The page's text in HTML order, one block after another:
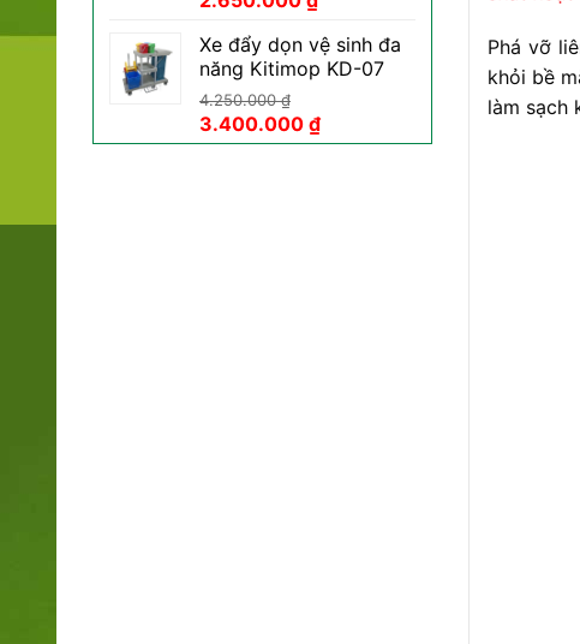
là:
3.450.000 ₫.
tại
là:
Xe đẩy dọn vệ sinh đa
năng Kitimop KD-07
4.250.000₫
Giá
gốc
3.400.000 ₫Giá
hiện
Phá vỡ
khỏi bề
làm sạch